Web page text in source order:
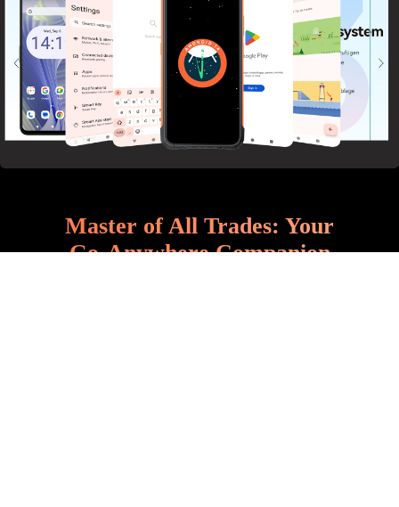
Master of All Trades: Your
Go-Anywhere Companion